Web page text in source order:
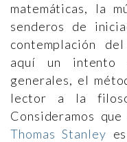
matemáticas, la
senderos de
contemplación
aquí un intento
generales, el
lector a la
Consideramos que
Thomas Stanley